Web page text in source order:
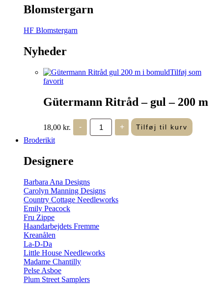
Blomstergarn
HF Blomstergarn
Nyheder
Tilføj som
favorit
Gütermann Ritråd – gul – 200 m
18,00 kr. -
Gütermann
Ritråd
-
+ Tilføj til kurv
Broderikit
Designere
Barbara Ana Designs
Carolyn Manning Designs
Country Cottage Needleworks
Emily Peacock
Fru Zippe
Haandarbejdets Fremme
Kreanålen
La-D-Da
Little House Needleworks
Madame Chantilly
Pelse Asboe
Plum Street Samplers